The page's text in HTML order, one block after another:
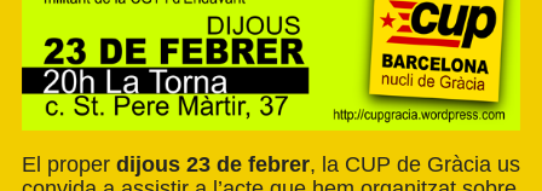
El proper dijous 23 de febrer, la CUP de Gràcia us